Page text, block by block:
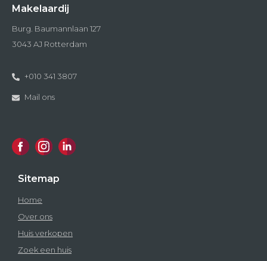
Makelaardij
Burg. Baumannlaan 127
3043 AJ Rotterdam
+010 341 3807
Mail ons
Sitemap
Home
Over ons
Huis verkopen
Zoek een huis